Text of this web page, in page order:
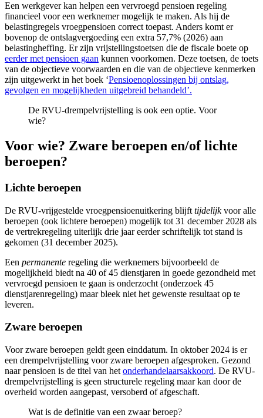
Een werkgever kan helpen een vervroegd pensioen regeling
financieel voor een werknemer mogelijk te maken. Als hij de
belastingregels vroegpensioen correct toepast. Anders komt er
bovenop de ontslagvergoeding een extra 57,7% (2026) aan
belastingheffing. Er zijn vrijstellingstoetsen die de fiscale boete op
eerder met pensioen gaan kunnen voorkomen. Deze toetsen, de toets
van de objectieve voorwaarden en die van de objectieve kenmerken
zijn uitgewerkt in het boek ‘Pensioenoplossingen bij ontslag,
gevolgen en mogelijkheden uitgebreid behandeld’.
De RVU-drempelvrijstelling is ook een optie. Voor
wie?
Voor wie? Zware beroepen en/of lichte
beroepen?
Lichte beroepen
De RVU-vrijgestelde vroegpensioenuitkering blijft tijdelijkvoor alle
beroepen (ook lichtere beroepen) mogelijk tot 31 december 2028 als
de vertrekregeling uiterlijk drie jaar eerder schriftelijk tot stand is
gekomen (31 december 2025).
Een permanente regeling die werknemers bijvoorbeeld de
mogelijkheid biedt na 40 of 45 dienstjaren in goede gezondheid met
vervroegd pensioen te gaan is onderzocht (onderzoek 45
dienstjarenregeling) maar bleek niet het gewenste resultaat op te
leveren.
Zware beroepen
Voor zware beroepen geldt geen einddatum. In oktober 2024 is er
een drempelvrijstelling voor zware beroepen afgesproken. Gezond
naar pensioen is de titel van het onderhandelaarsakkoord. De RVU-
drempelvrijstelling is geen structurele regeling maar kan door de
overheid worden aangepast, versoberd of afgeschaft.
Wat is de definitie van een zwaar beroep?